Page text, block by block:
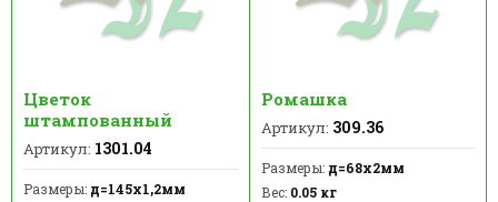
Цветок
штампованный
Артикул: 1301.04
Размеры: д=145х1,2мм
Ромашка
Артикул: 309.36
Размеры:д=68х2мм
Вес:0.05 кг